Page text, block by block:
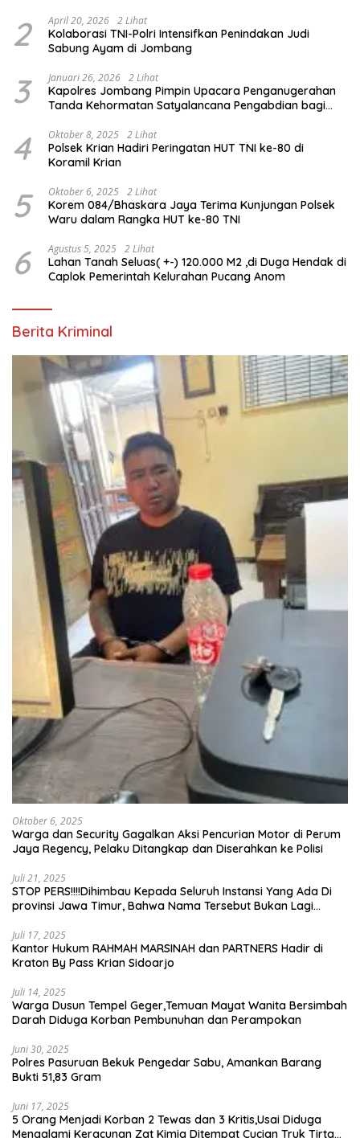
2 April 20, 2026 2 Lihat
Kolaborasi TNI-Polri Intensifkan Penindakan Judi
Sabung Ayam di Jombang
3 Januari 26, 2026 2 Lihat
Kapolres Jombang Pimpin Upacara Penganugerahan
Tanda Kehormatan Satyalancana Pengabdian bagi
4 Oktober 8, 2025 2 Lihat
Polsek Krian Hadiri Peringatan HUT TNI ke-80 di
Koramil Krian
5 Oktober 6, 2025 2 Lihat
Korem 084/Bhaskara Jaya Terima Kunjungan Polsek
6 Agustus 5, 2025 2 Lihat
Lahan Tanah Seluas( +-) 120.000 M2 ,di Duga Hendak di
Caplok Pemerintah Kelurahan Pucang Anom
Berita Kriminal
Oktober 6, 2025
Warga dan Security Gagalkan Aksi Pencurian Motor di Perum
Jaya Regency, Pelaku Ditangkap dan Diserahkan ke Polisi
Juli 21, 2025
STOP PERS!!!!Dihimbau Kepada Seluruh Instansi Yang Ada Di
provinsi Jawa Timur, Bahwa Nama Tersebut Bukan Lagi
Juli 17, 2025
Kantor Hukum RAHMAH MARSINAH dan PARTNERS Hadir di
Kraton By Pass Krian Sidoarjo
Juli 14, 2025
Warga Dusun Tempel Geger,Temuan Mayat Wanita Bersimbah
Darah Diduga Korban Pembunuhan dan Perampokan
Juni 30, 2025
Polres Pasuruan Bekuk Pengedar Sabu, Amankan Barang
Bukti 51,83 Gram
Juni 17, 2025
5 Orang Menjadi Korban 2 Tewas dan 3 Kritis,Usai Diduga
Mengalami Keracunan Zat Kimia Ditempat Cucian Truk Tirta